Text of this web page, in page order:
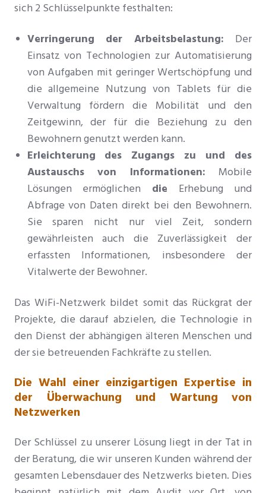
sich 2 Schlüsselpunkte festhalten:
Verringerung der Arbeitsbelastung: Der
Einsatz von Technologien zur Automatisierung
von Aufgaben mit geringer Wertschöpfung und
die allgemeine Nutzung von Tablets für die
Verwaltung fördern die Mobilität und den
Zeitgewinn, der für die Beziehung zu den
Bewohnern genutzt werden kann.
Erleichterung des Zugangs zu und des
Austauschs von Informationen: Mobile
Lösungen ermöglichen die Erhebung und
Abfrage von Daten direkt bei den Bewohnern.
Sie sparen nicht nur viel Zeit, sondern
gewährleisten auch die Zuverlässigkeit der
erfassten Informationen, insbesondere der
Vitalwerte der Bewohner.
Das WiFi-Netzwerk bildet somit das Rückgrat der
Projekte, die darauf abzielen, die Technologie in
den Dienst der abhängigen älteren Menschen und
der sie betreuenden Fachkräfte zu stellen.
Die Wahl einer einzigartigen Expertise in
der Überwachung und Wartung von
Netzwerken
Der Schlüssel zu unserer Lösung liegt in der Tat in
der Beratung, die wir unseren Kunden während der
gesamten Lebensdauer des Netzwerks bieten. Dies